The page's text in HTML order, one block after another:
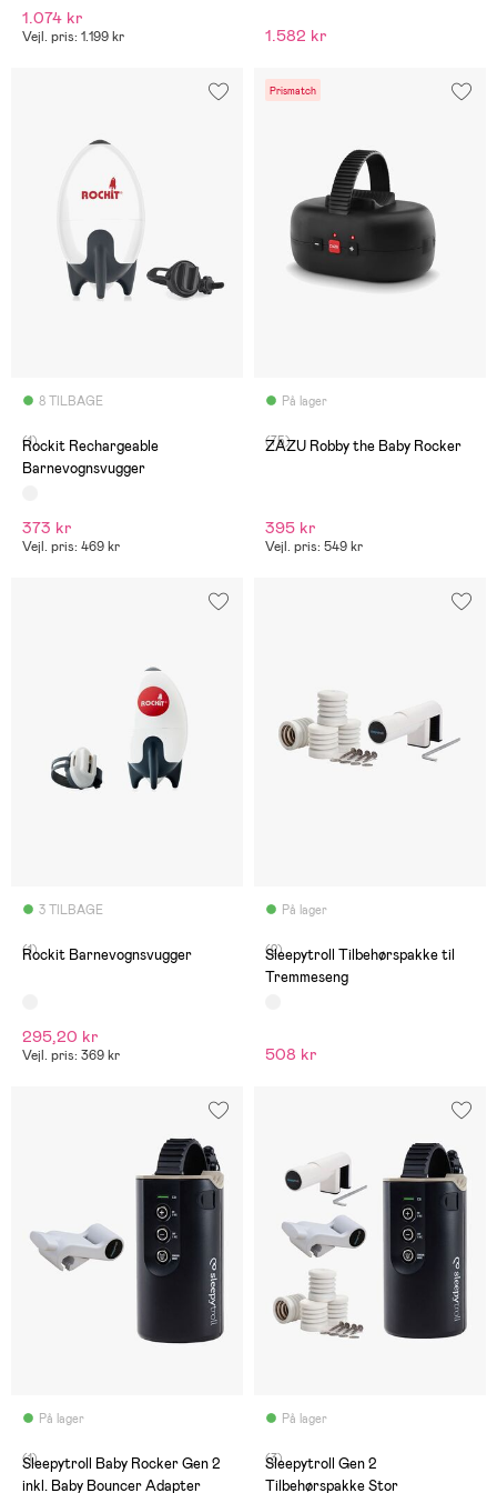
1.074 kr
Vejl. pris: 1.199 kr 1.582 kr
8 TILBAGE
(1)
Rockit Rechargeable
Barnevognsvugger
373 kr
Vejl. pris: 469 kr
Prismatch
På lager
(75)
ZAZU Robby the Baby Rocker
395 kr
Vejl. pris: 549 kr
3 TILBAGE
(1)
Rockit Barnevognsvugger
295,20 kr
Vejl. pris: 369 kr
På lager
(2)
Sleepytroll Tilbehørspakke til
Tremmeseng
508 kr
På lager
(1)
Sleepytroll Baby Rocker Gen 2
inkl. Baby Bouncer Adapter
På lager
(3)
Sleepytroll Gen 2
Tilbehørspakke Stor